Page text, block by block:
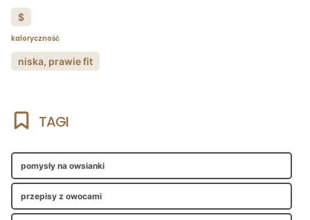
$
kaloryczność
niska, prawie fit
TAGI
pomysły na owsianki
przepisy z owocami